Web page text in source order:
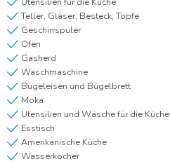
Teller, Gläser, Besteck, Töpfe
Geschirrspüler
Ofen
Gasherd
Waschmaschine
Bügeleisen und Bügelbrett
Moka
Utensilien und Wäsche für die Küche
Esstisch
Amerikanische Küche
Wasserkocher